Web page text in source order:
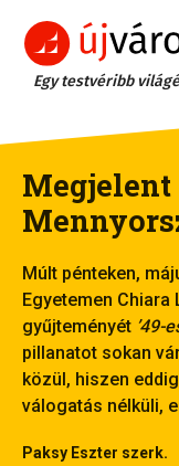
Egy testvéribb
Megjelent
Múlt pénteken,
Egyetemen
gyűjteményét ’49-
pillanatot sokan
közül, hiszen
válogatás nélküli,
Paksy Eszter szerk.